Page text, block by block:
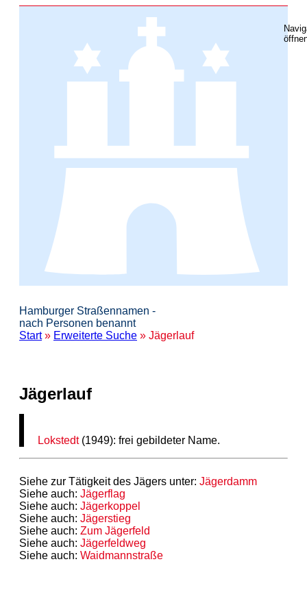
Hamburger Straßennamen -
nach Personen benannt
Start» Erweiterte Suche » Jägerlauf
Jägerlauf
Lokstedt(1949): frei gebildeter Name.
Siehe zur Tätigkeit des Jägers unter: Jägerdamm
Siehe auch: Jägerflag
Siehe auch: Jägerkoppel
Siehe auch: Jägerstieg
Siehe auch: Zum Jägerfeld
Siehe auch: Jägerfeldweg
Siehe auch: Waidmannstraße